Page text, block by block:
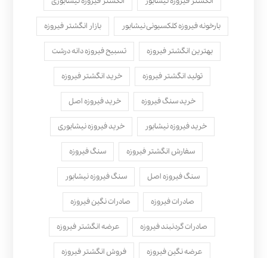
بارخونه فیروزه کلکسیونی نیشابور بازار انگشتر فیروزه
بهترین انگشتر فیروزه تسبیح فیروزه دانه درشت
تولید انگشتر فیروزه خرید انگشتر فیروزه
خرید سنگ فیروزه خرید فیروزه اصل
خرید فیروزه نیشابور خرید فیروزه نیشابوری
سفارش انگشتر فیروزه سنگ فیروزه
سنگ فیروزه اصل سنگ فیروزه نیشابور
صادرات فیروزه صادرات نگین فیروزه
صادرات گردنبند فیروزه عرضه انگشتر فیروزه
عرضه نگین فیروزه فروش انگشتر فیروزه